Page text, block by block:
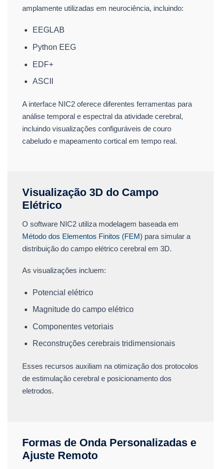
amplamente utilizadas em neurociência, incluindo:
EEGLAB
Python EEG
EDF+
ASCII
A interface NIC2 oferece diferentes ferramentas para
análise temporal e espectral da atividade cerebral,
incluindo visualizações configuráveis de couro
cabeludo e mapeamento cortical em tempo real.
Visualização 3D do Campo
Elétrico
O software NIC2 utiliza modelagem baseada em
Método dos Elementos Finitos (FEM) para simular a
distribuição do campo elétrico cerebral em 3D.
As visualizações incluem:
Potencial elétrico
Magnitude do campo elétrico
Componentes vetoriais
Reconstruções cerebrais tridimensionais
Esses recursos auxiliam na otimização dos protocolos
de estimulação cerebral e posicionamento dos
eletrodos.
Formas de Onda Personalizadas e
Ajuste Remoto